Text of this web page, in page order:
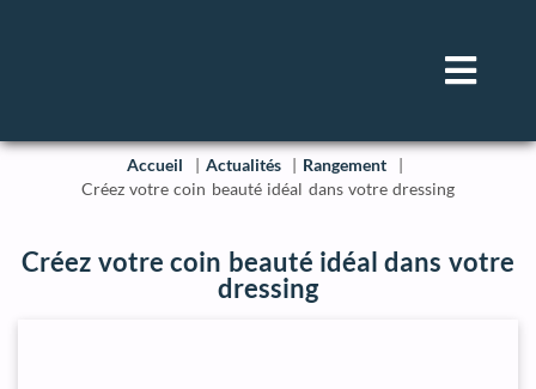
Accueil Actualités
Rangement
Créez votre coin beauté idéal dans votre dressing
Créez votre coin beauté idéal dans votre
dressing